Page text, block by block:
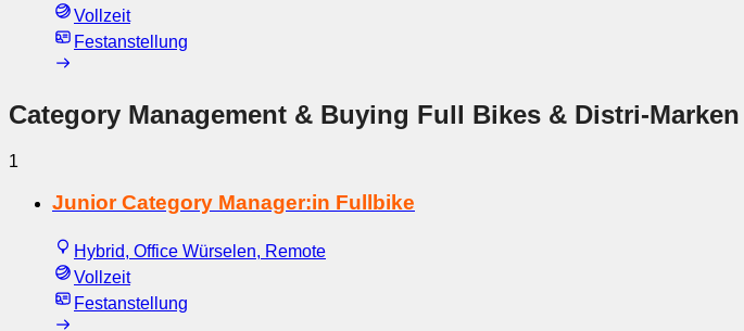
Vollzeit
Festanstellung
Category Management & Buying Full Bikes & Distri-Marken
1
Junior Category Manager:in Fullbike
Hybrid, Office Würselen, Remote
Vollzeit
Festanstellung